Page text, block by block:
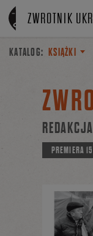
Linki do przejścia
ZWROTNIK
KATALOG: KSIĄŻKI
PREMIERA